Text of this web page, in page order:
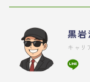
黒
キャリ